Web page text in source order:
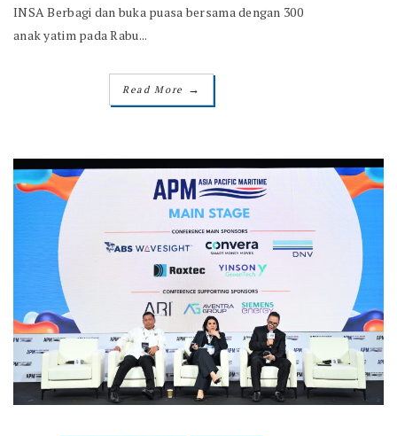
INSA Berbagi dan buka puasa bersama dengan 300
anak yatim pada Rabu...
Read More →